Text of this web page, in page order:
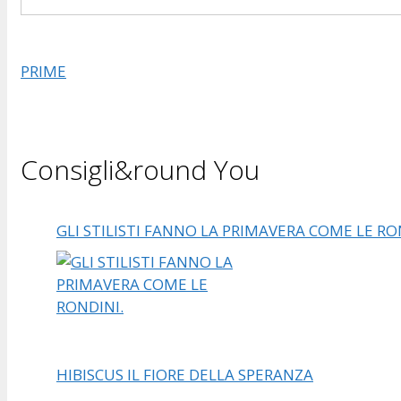
PRIME
Consigli&round You
GLI STILISTI FANNO LA PRIMAVERA COME LE
HIBISCUS IL FIORE DELLA SPERANZA